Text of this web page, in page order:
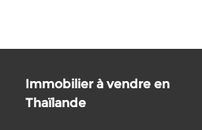
Immobilier à vendre en
Thaïlande